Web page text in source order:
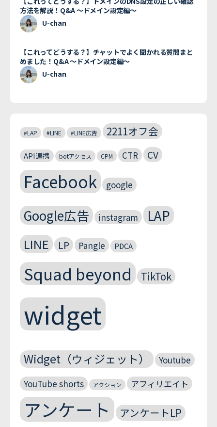
方法を解説！Q&A 〜ドメイン設定編〜
U-chan
【これってどうする？】チャットでよく聞かれる質問まと
めました！Q&A 〜ドメイン設定編〜
U-chan
#LAP #LINE #LINE広告 2211オフ会
API連携 botアクセス CPM CTR CV
Facebook google
Google広告 instagram LAP
LINE LP Pangle PDCA
Squad beyond TikTok
widget
Widget（ウィジェット）
Youtube
YouTube shorts
アクション アフィリエイト
アンケート アンケートLP